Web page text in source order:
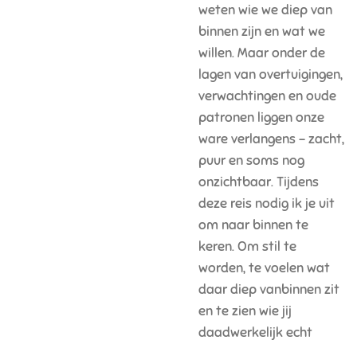
weten wie we diep van
binnen zijn en wat we
willen. Maar onder de
lagen van overtuigingen,
verwachtingen en oude
patronen liggen onze
ware verlangens – zacht,
puur en soms nog
onzichtbaar. Tijdens
deze reis nodig ik je uit
om naar binnen te
keren. Om stil te
worden, te voelen wat
daar diep vanbinnen zit
en te zien wie jij
daadwerkelijk echt